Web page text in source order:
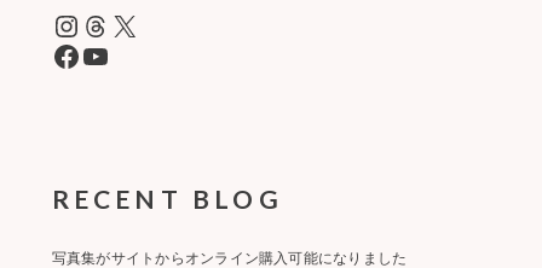
Instagram
Threads
X
Facebook
YouTube
RECENT BLOG
写真集がサイトからオンライン購入可能になりました